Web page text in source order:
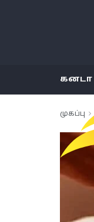
கனடா
முகப்பு